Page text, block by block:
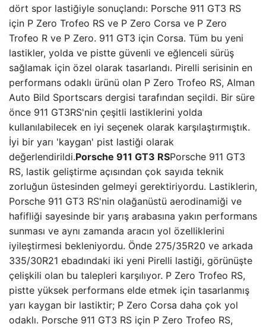
dört spor lastiğiyle sonuçlandı: Porsche 911 GT3 RS
için P Zero Trofeo RS ve P Zero Corsa ve P Zero
Trofeo R ve P Zero. 911 GT3 için Corsa. Tüm bu yeni
lastikler, yolda ve pistte güvenli ve eğlenceli sürüş
sağlamak için özel olarak tasarlandı. Pirelli serisinin en
performans odaklı ürünü olan P Zero Trofeo RS, Alman
Auto Bild Sportscars dergisi tarafından seçildi. Bir süre
önce 911 GT3RS'nin çeşitli lastiklerini yolda
kullanılabilecek en iyi seçenek olarak karşılaştırmıştık.
İyi bir yarı 'kaygan' pist lastiği olarak
değerlendirildi.Porsche 911 GT3 RSPorsche 911 GT3
RS, lastik geliştirme açısından çok sayıda teknik
zorluğun üstesinden gelmeyi gerektiriyordu. Lastiklerin,
Porsche 911 GT3 RS'nin olağanüstü aerodinamiği ve
hafifliği sayesinde bir yarış arabasına yakın performans
sunması ve aynı zamanda aracın yol özelliklerini
iyileştirmesi bekleniyordu. Önde 275/35R20 ve arkada
335/30R21 ebadındaki iki yeni Pirelli lastiği, görünüşte
çelişkili olan bu talepleri karşılıyor. P Zero Trofeo RS,
pistte yüksek performans elde etmek için tasarlanmış
yarı kaygan bir lastiktir; P Zero Corsa daha çok yol
odaklı. Porsche 911 GT3 RS için P Zero Trofeo RS,